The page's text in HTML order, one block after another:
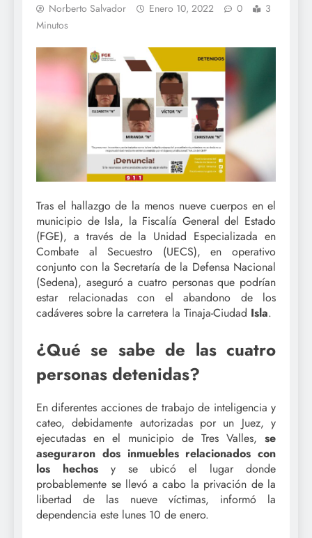
Norberto Salvador Enero 10, 2022 0
3
Minutos
Tras el hallazgo de la menos nueve cuerpos en el
municipio de Isla, la Fiscalía General del Estado
(FGE), a través de la Unidad Especializada en
Combate al Secuestro (UECS), en operativo
conjunto con la Secretaría de la Defensa Nacional
(Sedena), aseguró a cuatro personas que podrían
estar relacionadas con el abandono de los
cadáveres sobre la carretera la Tinaja-Ciudad Isla.
¿Qué se sabe de las cuatro
personas detenidas?
En diferentes acciones de trabajo de inteligencia y
cateo, debidamente autorizadas por un Juez, y
ejecutadas en el municipio de Tres Valles, se
aseguraron dos inmuebles relacionados con
los hechosy se ubicó el lugar donde
probablemente se llevó a cabo la privación de la
libertad de las nueve víctimas, informó la
dependencia este lunes 10 de enero.